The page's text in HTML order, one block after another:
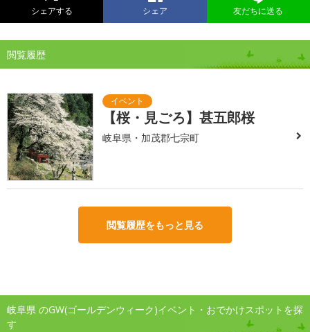
シェアする シェア 友だちに送る
閲覧履歴
【桜・見ごろ】甚五郎桜
岐阜県・加茂郡七宗町
閲覧履歴をもっと見る
岐阜県 のGW(ゴールデンウィーク)イベント・おでかけスポットを探
す